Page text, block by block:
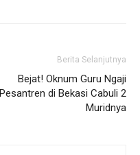
Berita Selanjutnya
Bejat! Oknum Guru Ngaji
Pesantren di Bekasi Cabuli 2
Muridnya